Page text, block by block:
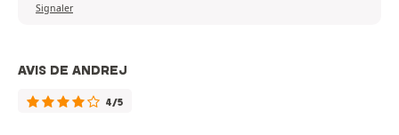
Signaler
AVIS DE ANDREJ
4/5